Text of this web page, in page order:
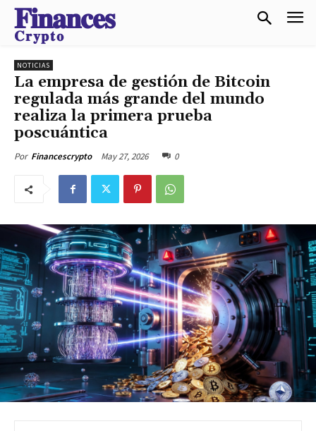
𝐅𝐢𝐧𝐚𝐧𝐜𝐞𝐬
𝐂𝐫𝐲𝐩𝐭𝐨
NOTICIAS
La empresa de gestión de Bitcoin
regulada más grande del mundo
realiza la primera prueba
poscuántica
Por Financescrypto May 27, 2026 0